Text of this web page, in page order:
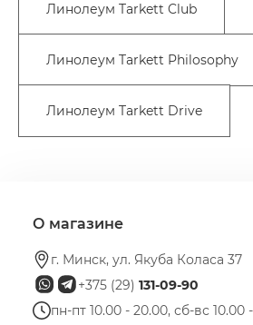
Линолеум Tarkett Club
Линолеум Tarkett Philosophy
Линолеум Tarkett Drive
О магазине
г. Минск, ул. Якуба Коласа 37
+375 (29)131-09-90
пн-пт 10.00 - 20.00, сб-вс 10.00